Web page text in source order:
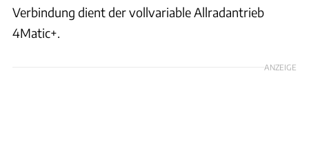
Verbindung dient der vollvariable Allradantrieb
4Matic+.
ANZEIGE